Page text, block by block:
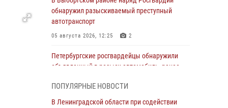
обнаружил разыскиваемый преступный
автотранспорт
05 августа 2026, 12:25 2
Петербургские росгвардейцы обнаружили
объявленный в розыск автомобиль, ранее
Ленобласти
04 августа 2026, 14:05
ПОПУЛЯРНЫЕ НОВОСТИ
В Ленинградской области при содействии